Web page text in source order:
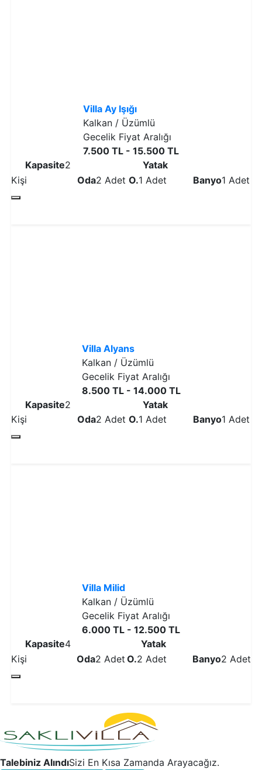
Villa Ay Işığı
Kalkan / Üzümlü
Gecelik Fiyat Aralığı
7.500 TL - 15.500 TL
Kapasite2
Kişi
Oda2 Adet
Yatak
O.1 Adet Banyo1 Adet
Villa Alyans
Kalkan / Üzümlü
Gecelik Fiyat Aralığı
8.500 TL - 14.000 TL
Kapasite2
Kişi
Oda2 Adet
Yatak
O.1 Adet Banyo1 Adet
Villa Milid
Kalkan / Üzümlü
Gecelik Fiyat Aralığı
6.000 TL - 12.500 TL
Kapasite4
Kişi
Oda2 Adet
Yatak
O.2 Adet Banyo2 Adet
Talebiniz AlındıSizi En Kısa Zamanda Arayacağız.